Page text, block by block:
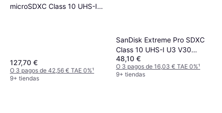
microSDXC Class 10 UHS-I
127,70 €
O 3 pagos de 42,56 € TAE 0%¹
9+ tiendas
SanDisk Extreme Pro SDXC
Class 10 UHS-I U3 V30
200/90MB/s 128GB
48,10 €
O 3 pagos de 16,03 € TAE 0%¹
9+ tiendas